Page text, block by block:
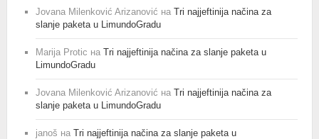
Jovana Milenković Arizanović на Tri najjeftinija načina za
slanje paketa u LimundoGradu
Marija Protic на Tri najjeftinija načina za slanje paketa u
LimundoGradu
Jovana Milenković Arizanović на Tri najjeftinija načina za
slanje paketa u LimundoGradu
janoš на Tri najjeftinija načina za slanje paketa u